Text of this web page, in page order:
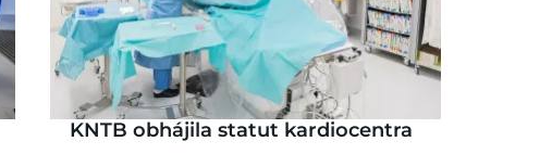
KNTB obhájila statut kardiocentra